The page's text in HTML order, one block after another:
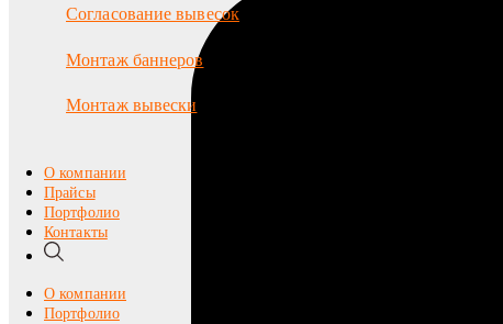
Согласование вывесок
Монтаж баннеров
Монтаж вывески
О компании
Прайсы
Портфолио
Контакты
О компании
Портфолио